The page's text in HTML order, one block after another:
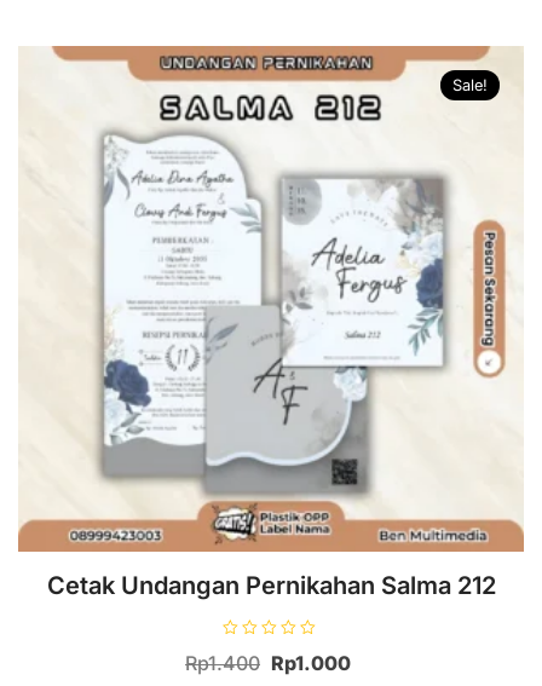
Sale!
Cetak Undangan Pernikahan Salma 212
i
Rp1.400 Harga
Rp1.000